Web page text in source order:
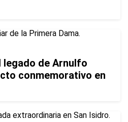
de Arnulfo
conmemorativo en